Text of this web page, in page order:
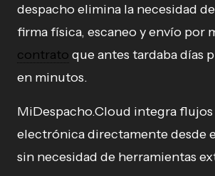
despacho elimina la necesidad
firma física, escaneo y envío por
contrato que antes tardaba días
en minutos.
MiDespacho.Cloud integra
electrónica directamente desde
sin necesidad de herramientas